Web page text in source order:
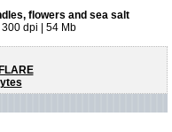
flowers and sea salt
dpi | 54 Mb